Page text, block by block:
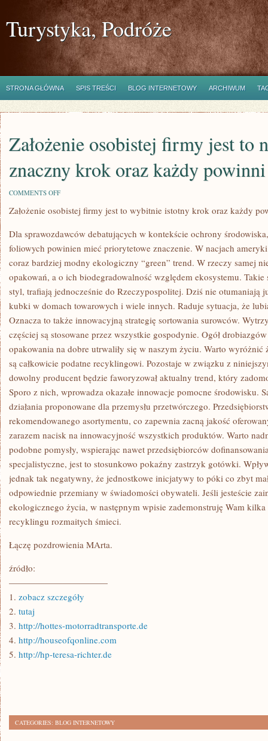
Turystyka, Podróże
STRONA GŁÓWNA SPIS TREŚCI BLOG INTERNETOWY ARCHIWUM
Założenie osobistej firmy jest to
znaczny krok oraz każdy powinni
COMMENTS OFFON
OSOBISTEJ
FIRMY
TO
NIEZWYKLE
KROK
ORAZ
KAŻDY
POWINNI
Założenie osobistej firmy jest to wybitnie istotny krok oraz każdy
Dla sprawozdawców debatujących w kontekście ochrony
foliowych powinien mieć priorytetowe znaczenie. W nacjach
coraz bardziej modny ekologiczny “green” trend. W rzeczy samej
opakowań, a o ich biodegradowalność względem ekosystemu.
styl, trafiają jednocześnie do Rzeczypospolitej. Dziś nie otumaniają
kubki w domach towarowych i wiele innych. Raduje sytuacja, że
Oznacza to także innowacyjną strategię sortowania surowców.
częściej są stosowane przez wszystkie gospodynie. Ogół
opakowania na dobre utrwaliły się w naszym życiu. Warto
są całkowicie podatne recyklingowi. Pozostaje w związku z
dowolny producent będzie faworyzował aktualny trend, który
Sporo z nich, wprowadza okazałe innowacje pomocne środowisku.
działania proponowane dla przemysłu przetwórczego.
rekomendowanego asortymentu, co zapewnia zacną jakość
zarazem nacisk na innowacyjność wszystkich produktów. Warto
podobne pomysły, wspierając nawet przedsiębiorców
specjalistyczne, jest to stosunkowo pokaźny zastrzyk gotówki.
jednak tak negatywny, że jednostkowe inicjatywy to póki co zbyt
odpowiednie przemiany w świadomości obywateli. Jeśli jesteście
ekologicznego życia, w następnym wpisie zademonstruję Wam
recyklingu rozmaitych śmieci.
Łączę pozdrowienia MArta.
źródło:
———————————
1. zobacz szczegóły
2. tutaj
3. http://hottes-motorradtransporte.de
4. http://houseofqonline.com
5. http://hp-teresa-richter.de
CATEGORIES: BLOG INTERNETOWY